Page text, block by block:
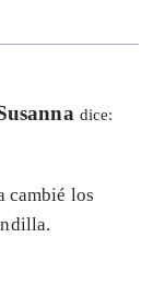
dice:
cambié los